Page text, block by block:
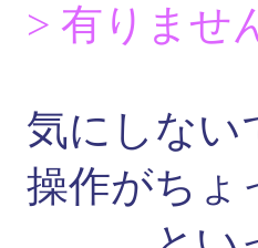
> 有りませ
気にしない
操作がちょ